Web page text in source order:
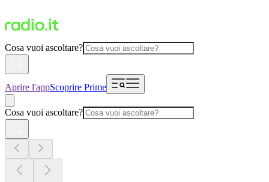
Cosa vuoi ascoltare?
Aprire l'appScoprire Prime
Cosa vuoi ascoltare?